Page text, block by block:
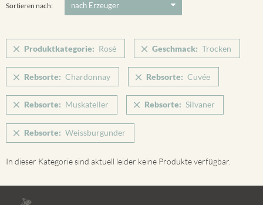
Spätburgunder
Sortieren nach:
Produktkategorie: Rosé Geschmack: Trocken
Rebsorte: Chardonnay Rebsorte: Cuvée
Rebsorte: Muskateller Rebsorte: Silvaner
Rebsorte: Weissburgunder
In dieser Kategorie sind aktuell leider keine Produkte verfügbar.